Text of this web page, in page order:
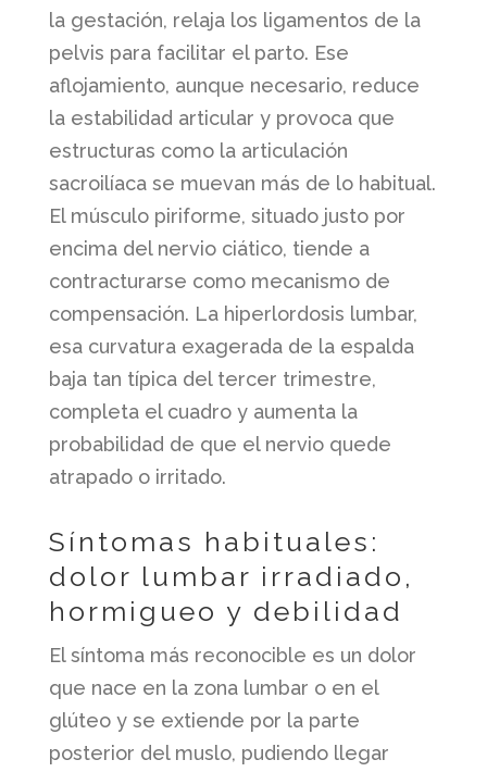
la gestación, relaja los ligamentos de la
pelvis para facilitar el parto. Ese
aflojamiento, aunque necesario, reduce
la estabilidad articular y provoca que
estructuras como la articulación
sacroilíaca se muevan más de lo habitual.
El músculo piriforme, situado justo por
encima del nervio ciático, tiende a
contracturarse como mecanismo de
compensación. La hiperlordosis lumbar,
esa curvatura exagerada de la espalda
baja tan típica del tercer trimestre,
completa el cuadro y aumenta la
probabilidad de que el nervio quede
atrapado o irritado.
Síntomas habituales:
dolor lumbar irradiado,
hormigueo y debilidad
El síntoma más reconocible es un dolor
que nace en la zona lumbar o en el
glúteo y se extiende por la parte
posterior del muslo, pudiendo llegar